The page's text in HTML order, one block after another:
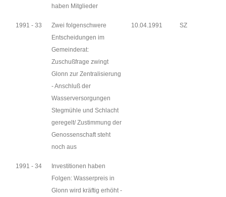
haben Mitglieder
1991 - 33
Zwei folgenschwere
Entscheidungen im
Gemeinderat:
Zuschußfrage zwingt
Glonn zur Zentralisierung
- Anschluß der
Wasserversorgungen
Stegmühle und Schlacht
geregelt/ Zustimmung der
Genossenschaft steht
noch aus
10.04.1991 SZ
1991 - 34
Investitionen haben
Folgen: Wasserpreis in
Glonn wird kräftig erhöht -